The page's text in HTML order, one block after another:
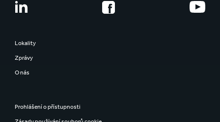
Lokality
Zprávy
O nás
Prohlášení o přístupnosti